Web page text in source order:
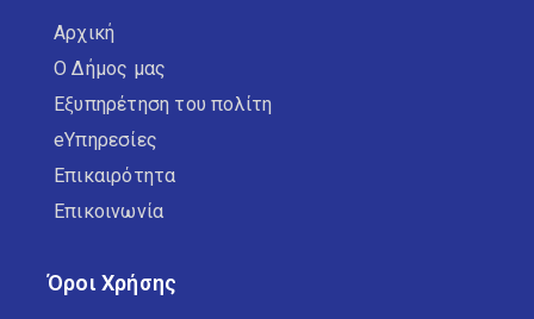
Αρχική
Ο Δήμος μας
Εξυπηρέτηση του πολίτη
eΥπηρεσίες
Επικαιρότητα
Επικοινωνία
Όροι Χρήσης